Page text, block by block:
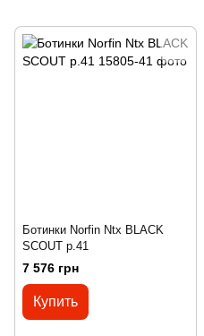
Ботинки Norfin Ntx BLACK
SCOUT р.41
7 576 грн
Купить